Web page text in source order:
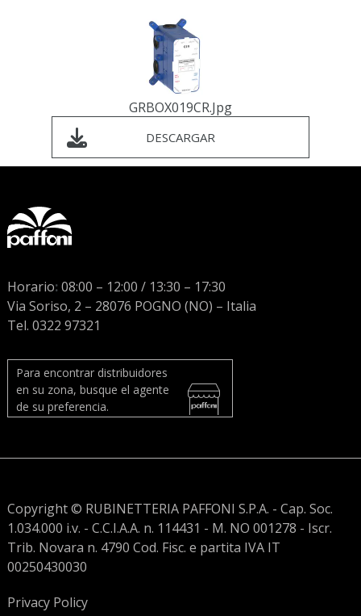
GRBOX019CR.jpg
DESCARGAR
Horario:08:00 – 12:00 / 13:30 – 17:30
Via Soriso, 2 – 28076 POGNO (NO) – Italia
Tel. 0322 97321
Para encontrar distribuidores
en su zona, busque el agente
de su preferencia.
Copyright © RUBINETTERIA PAFFONI S.P.A. - Cap. Soc.
1.034.000 i.v. - C.C.I.A.A. n. 114431 - M. NO 001278 - Iscr.
Trib. Novara n. 4790 Cod. Fisc. e partita IVA IT
00250430030
Privacy Policy